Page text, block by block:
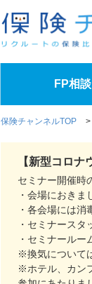
FP相談
保険チャンネルTOP >
【新型コロナ
セミナー開催時
・会場におきま
・各会場には消
・セミナースタ
・セミナールー
※換気について
※ホテル、カン